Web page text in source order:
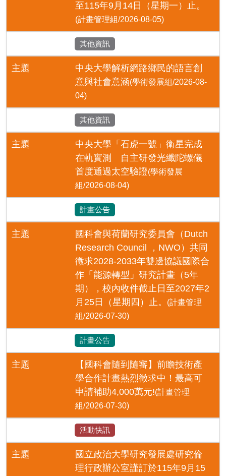
至115年9月14日（星期一）止。
(計畫管理組/2026-08-05)
其他資訊
主題
中央大學解析網路鄉民的語言創
意與社會意涵(學術發展組/2026-08-
04)
其他資訊
主題
中央大學「石虎一號」衛星完成
在軌實測 自主研發光纖陀螺儀
首度通過太空驗證(學術發展
組/2026-08-04)
計畫公告
主題
國科會與荷蘭研究委員會（Dutch
Research Council ，NWO）共同
徵求2028-2033年雙邊協議國際合
作「能源轉型」研究計畫（5年
期），校內收件截止日至2027年2
月25日（星期四）止。
(計畫管理
組/2026-07-30)
計畫公告
主題
【國科會隨到隨審】前瞻技術產
學合作計畫熱烈徵求中！最高可
申請補助4,000萬元!(計畫管理
組/2026-07-30)
活動快訊
主題
國立政治大學研究發展處研究倫
理行政辦公室謹訂於115年9月15